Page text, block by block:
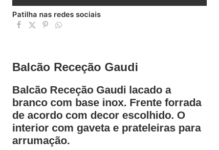
Patilha nas redes sociais
Balcão Receção Gaudi
Balcão Receção Gaudi lacado a
branco com base inox. Frente forrada
de acordo com decor escolhido. O
interior com gaveta e prateleiras para
arrumação.